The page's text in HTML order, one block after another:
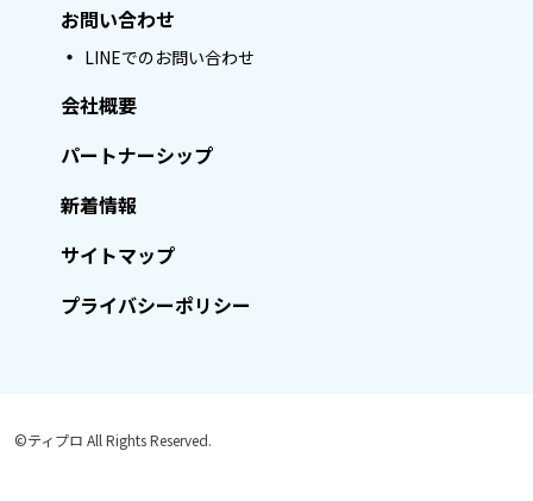
お問い合わせ
LINEでのお問い合わせ
会社概要
パートナーシップ
新着情報
サイトマップ
プライバシーポリシー
©ティプロ All Rights Reserved.